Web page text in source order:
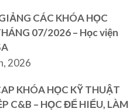
CÁC KHÓA HỌC
07/2026 – Học viện
2026
KHÓA HỌC KỸ THUẬT
C&B – HỌC ĐỂ HIỂU, LÀM